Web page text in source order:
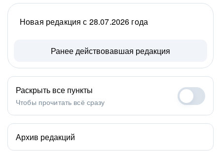
Новая редакция с 28.07.2026 года
Ранее действовавшая редакция
Раскрыть все пункты
Чтобы прочитать всё сразу
Архив редакций